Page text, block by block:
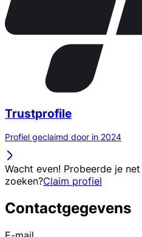
Trustprofile
Profiel geclaimd door in 2024
Wacht even! Probeerde je
zoeken?Claim profiel
Contactgegevens